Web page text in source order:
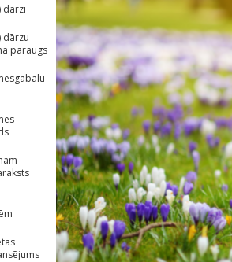
dārzi
dārzu
paraugs